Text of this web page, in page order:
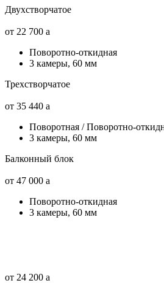
Двухстворчатое
от 22 700 a
Поворотно-откидная
3 камеры, 60 мм
Трехстворчатое
от 35 440 a
Поворотная / Поворотно-
3 камеры, 60 мм
Балконный блок
от 47 000 a
Поворотно-откидная
3 камеры, 60 мм
от 24 200 a